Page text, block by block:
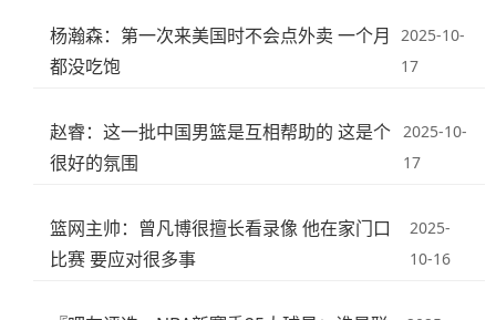
杨瀚森：第一次来美国时不会点外卖 一个月
都没吃饱
2025-10-
17
赵睿：这一批中国男篮是互相帮助的 这是个
很好的氛围
2025-10-
17
篮网主帅：曾凡博很擅长看录像 他在家门口
比赛 要应对很多事
2025-
10-16